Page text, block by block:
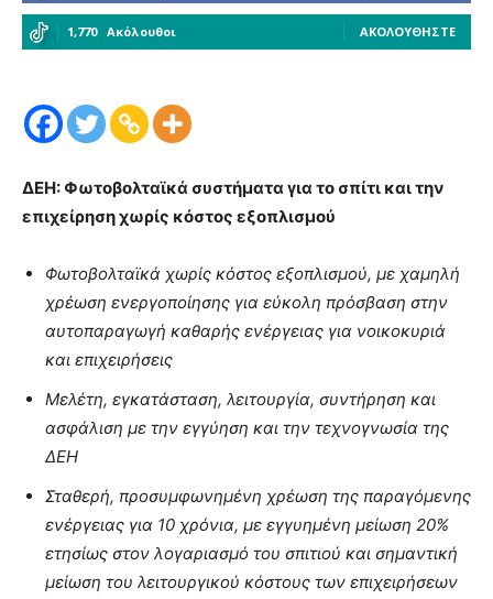
1,770 Ακόλουθοι ΑΚΟΛΟΥΘΉΣΤΕ
ΔΕΗ: Φωτοβολταϊκά συστήματα για το σπίτι και την
επιχείρηση χωρίς κόστος εξοπλισμού
Φωτοβολταϊκά χωρίς κόστος εξοπλισμού, με χαμηλή
χρέωση ενεργοποίησης για εύκολη πρόσβαση στην
αυτοπαραγωγή καθαρής ενέργειας για νοικοκυριά
και επιχειρήσεις
Μελέτη, εγκατάσταση, λειτουργία, συντήρηση και
ασφάλιση με την εγγύηση και την τεχνογνωσία της
ΔΕΗ
Σταθερή, προσυμφωνημένη χρέωση της παραγόμενης
ενέργειας για 10 χρόνια, με εγγυημένη μείωση 20%
ετησίως στον λογαριασμό του σπιτιού και σημαντική
μείωση του λειτουργικού κόστους των επιχειρήσεων